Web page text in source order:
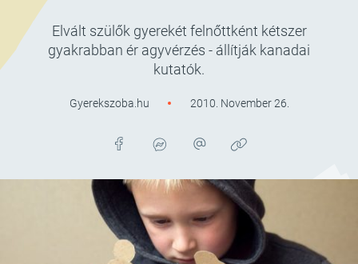
Elvált szülők gyerekét felnőttként kétszer
gyakrabban ér agyvérzés - állítják kanadai
kutatók.
Gyerekszoba.hu 2010. November 26.